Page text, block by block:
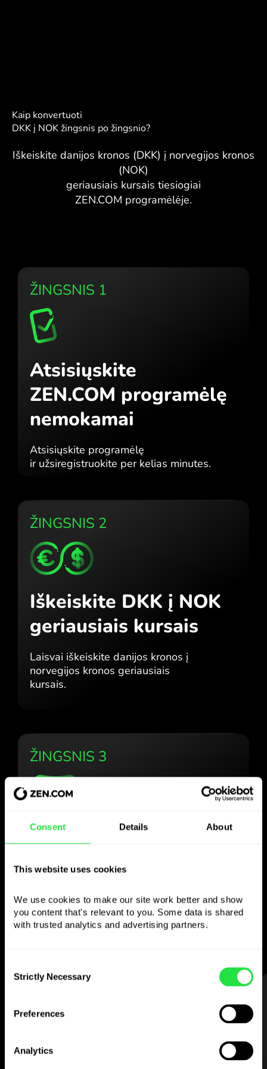
Consent Details About
This website uses cookies
We use cookies to make our site work better and show
you content that's relevant to you. Some data is shared
with trusted analytics and advertising partners.
Selection
Strictly Necessary
Preferences
Analytics
Kaip konvertuoti
DKK į NOK žingsnis po žingsnio?
Iškeiskite danijos kronos (DKK) į norvegijos kronos
(NOK)
geriausiais kursais tiesiogiai
ZEN.COM programėlėje.
ŽINGSNIS 1
Atsisiųskite
ZEN.COM programėlę
nemokamai
Atsisiųskite programėlę
ir užsiregistruokite per kelias minutes.
ŽINGSNIS 2
Iškeiskite DKK į NOK
geriausiais kursais
Laisvai iškeiskite danijos kronos į
norvegijos kronos geriausiais
kursais.
ŽINGSNIS 3
Naudokite pasirinktą
kaip norite
Siųskite pinigus į užsienį,
nuimkite iš bankomatų be